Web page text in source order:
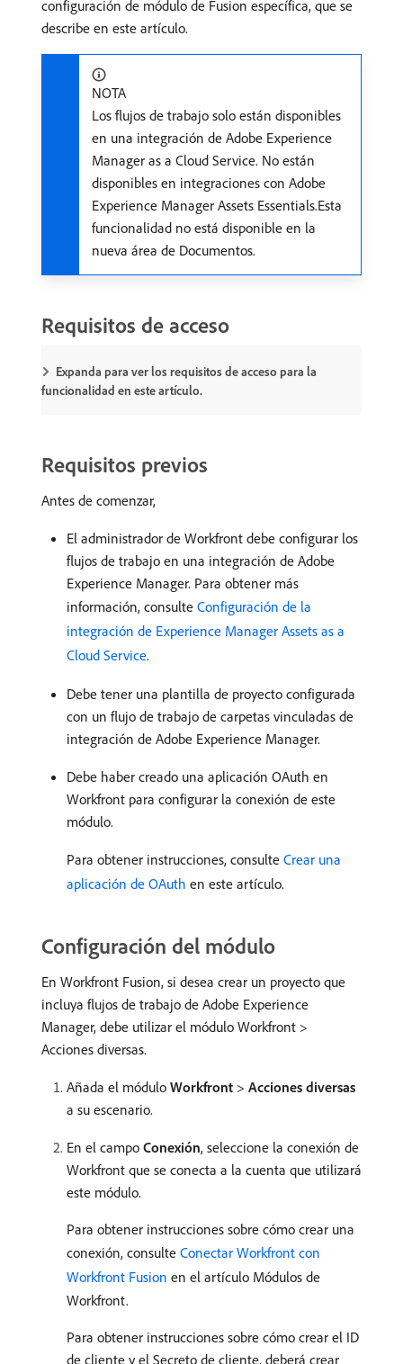
configuración de módulo de Fusion específica, que se
describe en este artículo.
NOTA
Los flujos de trabajo solo están disponibles
en una integración de Adobe Experience
Manager as a Cloud Service. No están
disponibles en integraciones con Adobe
Experience Manager Assets Essentials.Esta
funcionalidad no está disponible en la
nueva área de Documentos.
Requisitos de acceso
Expanda para ver los requisitos de acceso para la
funcionalidad en este artículo.
Requisitos previos
Antes de comenzar,
El administrador de Workfront debe configurar los
flujos de trabajo en una integración de Adobe
Experience Manager. Para obtener más
información, consulte Configuración de la
integración de Experience Manager Assets as a
Cloud Service.
Debe tener una plantilla de proyecto configurada
con un flujo de trabajo de carpetas vinculadas de
integración de Adobe Experience Manager.
Debe haber creado una aplicación OAuth en
Workfront para configurar la conexión de este
módulo.
Para obtener instrucciones, consulte Crear una
aplicación de OAuth en este artículo.
Configuración del módulo
En Workfront Fusion, si desea crear un proyecto que
incluya flujos de trabajo de Adobe Experience
Manager, debe utilizar el módulo Workfront >
Acciones diversas.
Añada el módulo Workfront > Acciones diversas
a su escenario.
En el campo Conexión, seleccione la conexión de
Workfront que se conecta a la cuenta que utilizará
este módulo.
Para obtener instrucciones sobre cómo crear una
conexión, consulte Conectar Workfront con
Workfront Fusion en el artículo Módulos de
Workfront.
Para obtener instrucciones sobre cómo crear el ID
de cliente y el Secreto de cliente, deberá crear